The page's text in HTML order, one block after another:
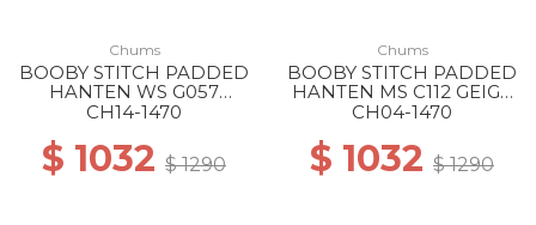
Chums
BOOBY STITCH PADDED
HANTEN WS G057
GREIGE
CH14-1470
$ 1032 $ 1290
Chums
BOOBY STITCH PADDED
HANTEN MS C112 GEIGE
CRAZY
CH04-1470
$ 1032 $ 1290